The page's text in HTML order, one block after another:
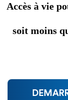
Accès à vie
soit moins